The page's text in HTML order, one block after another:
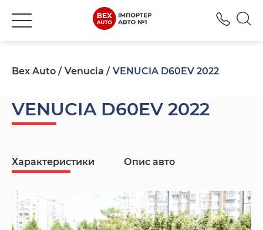
Bex Auto Venucia VENUCIA D60EV 2022
VENUCIA D60EV 2022
Характеристики Опис авто